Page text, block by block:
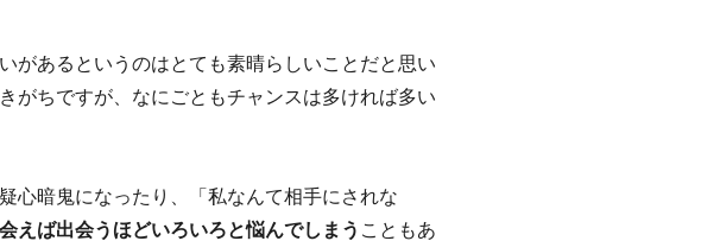
があるというのはとても素晴らしいことだと思い
がちですが、なにごともチャンスは多ければ多い
心暗鬼になったり、「私なんて相手にされな
えば出会うほどいろいろと悩んでしまう こともあ